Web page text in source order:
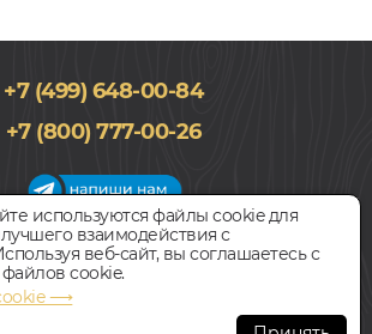
+7 (499) 648-00-84
+7 (800) 777-00-26
График работы салона
Пн-Вс с 09:00 до 21:00
адрес:127018, г. Москва,
д.1, строение 9
используются файлы cookie для
взаимодействия с
веб-сайт, вы соглашаетесь с
cookie.
⟶